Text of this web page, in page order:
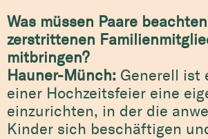
Was müssen Paare
zerstrittenen
mitbringen?
Hauner-Münch: Generell ist
einer Hochzeitsfeier eine
einzurichten, in der die
Kinder sich beschäftigen